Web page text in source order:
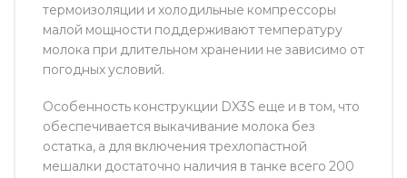
термоизоляции и холодильные компрессоры
малой мощности поддерживают температуру
молока при длительном хранении не зависимо от
погодных условий.
Особенность конструкции DX3S еще и в том, что
обеспечивается выкачивание молока без
остатка, а для включения трехлопастной
мешалки достаточно наличия в танке всего 200